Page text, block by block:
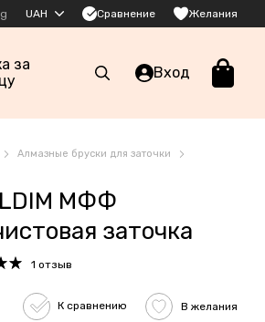
UAH Сравнение Желания
за
Вход
Алмазные бруски для заточки
МФФ
заточка
1 отзыв
К сравнению В желания